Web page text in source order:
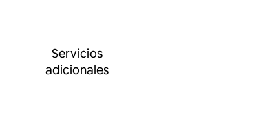
Servicios
adicionales